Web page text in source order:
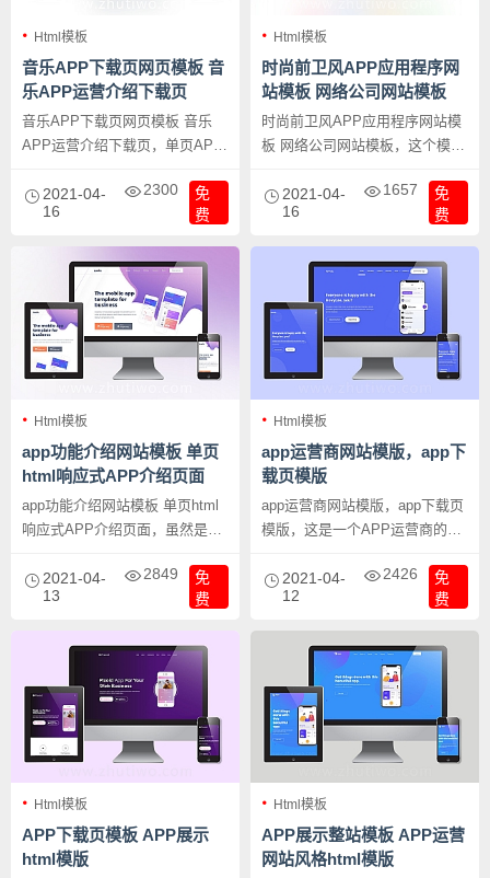
Html模板
音乐APP下载页网页模板 音
乐APP运营介绍下载页
音乐APP下载页网页模板 音乐
APP运营介绍下载页，单页APP
2021-04-
16
2300
免
费
Html模板
时尚前卫风APP应用程序网
站模板 网络公司网站模板
时尚前卫风APP应用程序网站模
板 网络公司网站模板，这个模板
的感觉。
2021-04-
16
1657
免
费
Html模板
app功能介绍网站模板 单页
html响应式APP介绍页面
app功能介绍网站模板 单页html
响应式APP介绍页面，虽然是单
的，APP运营公司用于公司的介
绍APP的展示站非常的完美。
2021-04-
13
2849
免
费
Html模板
app运营商网站模版，app下
载页模版
app运营商网站模版，app下载页
模版，这是一个APP运营商的整
界面布局大气，大公司大品牌的
不二之选。
2021-04-
12
2426
免
费
Html模板
APP下载页模板 APP展示
html模版
Html模板
APP展示整站模板 APP运营
网站风格html模版